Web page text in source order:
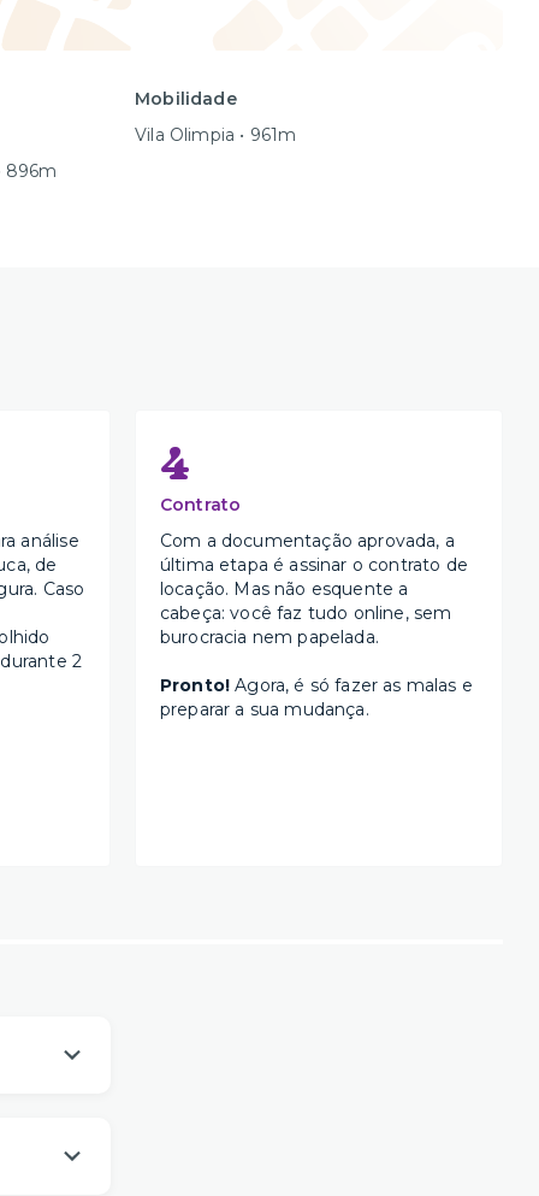
896m
Mobilidade
Vila Olimpia • 961m
análise
de
Caso
2
4
Contrato
Com a documentação aprovada, a
última etapa é assinar o contrato de
locação. Mas não esquente a
cabeça: você faz tudo online, sem
burocracia nem papelada.
Pronto! Agora, é só fazer as malas e
preparar a sua mudança.
da sua